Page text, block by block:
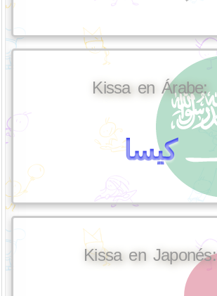
Kissa en Árabe:
كيسا
Kissa en Japonés: